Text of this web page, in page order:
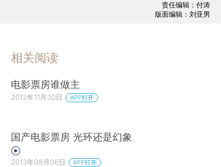
责任编辑：付涛
版面编辑：刘亚男
相关阅读
电影票房谁做主
2012年11月30日 APP打开
国产电影票房 光环还是幻象
2013年08月06日 APP打开